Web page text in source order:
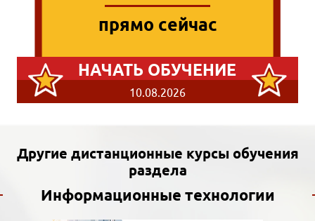
прямо сейчас
НАЧАТЬ ОБУЧЕНИЕ
10.08.2026
Другие дистанционные курсы обучения
раздела
Информационные технологии